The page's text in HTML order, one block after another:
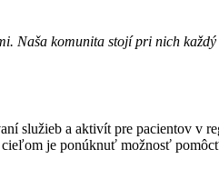
Naša komunita stojí pri nich
služieb a aktivít pre pacientov v
je ponúknuť možnosť